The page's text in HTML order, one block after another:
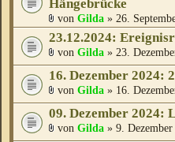
Hängebrücke
von Gilda » 26.
23.12.2024:
von Gilda » 23.
16. Dezember 2024:
von Gilda » 16.
09. Dezember 2024:
von Gilda » 9.